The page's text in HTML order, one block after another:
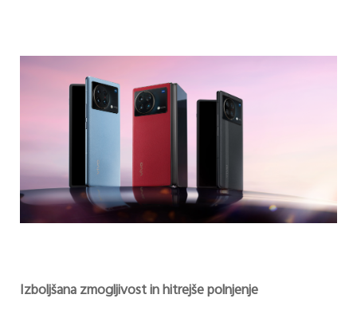
Izboljšana zmogljivost in hitrejše polnjenje